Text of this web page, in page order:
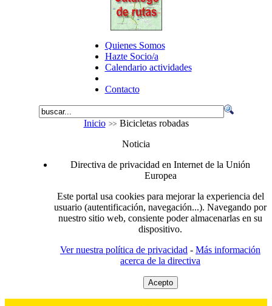
Quienes Somos
Hazte Socio/a
Calendario actividades
Contacto
Inicio
Bicicletas robadas
Noticia
Directiva de privacidad en Internet de la Unión
Europea
Este portal usa cookies para mejorar la experiencia del
usuario (autentificación, navegación...). Navegando por
nuestro sitio web, consiente poder almacenarlas en su
dispositivo.
Ver nuestra política de privacidad - Más información
acerca de la directiva
Acepto